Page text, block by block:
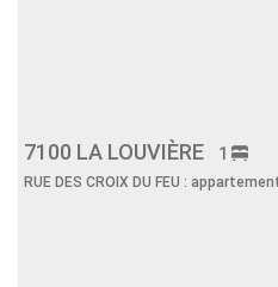
7100 LA LOUVIÈRE 1
RUE DES CROIX DU FEU :